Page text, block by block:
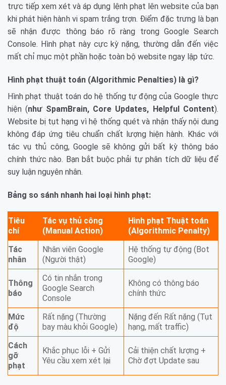
trực tiếp xem xét và áp dụng lệnh phạt lên website của bạn
khi phát hiện hành vi spam trắng trợn. Điểm đặc trưng là bạn
sẽ nhận được thông báo rõ ràng trong Google Search
Console. Hình phạt này cực kỳ nặng, thường dẫn đến việc
mất chỉ mục một phần hoặc toàn bộ website ngay lập tức.
Hình phạt thuật toán (Algorithmic Penalties) là gì?
Hình phạt thuật toán do hệ thống tự động của Google thực
hiện (như SpamBrain, Core Updates, Helpful Content).
Website bị tụt hạng vì hệ thống quét và nhận thấy nội dung
không đáp ứng tiêu chuẩn chất lượng hiện hành. Khác với
tác vụ thủ công, Google sẽ không gửi bất kỳ thông báo
chính thức nào. Bạn bắt buộc phải tự phân tích dữ liệu để
suy luận nguyên nhân.
Bảng so sánh nhanh hai loại hình phạt:
Tiêu
chí
Tác vụ thủ công
(Manual Action)
Hình phạt Thuật toán
(Algorithmic Penalty)
Tác
nhân
Nhân viên Google
(Người thật)
Hệ thống tự động (Bot
Google)
Thông
báo
Có tin nhắn trong
Google Search
Console
Không có thông báo
chính thức
Mức
độ
Rất nặng (Thường
bay màu khỏi Google)
Nặng đến Rất nặng (Tụt
hạng, mất traffic)
Cách
gỡ
phạt
Khắc phục lỗi + Gửi
Yêu cầu xem xét lại
Cải thiện chất lượng +
Chờ đợt Update sau